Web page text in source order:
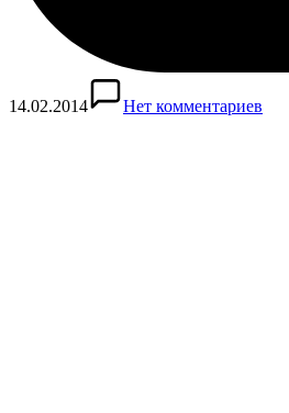
14.02.2014 Нет комментариев